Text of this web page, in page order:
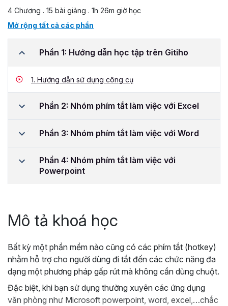
4 Chương . 15 bài giảng . 1h 26m giờ học
Mở rộng tất cả các phần
Phần 1: Hướng dẫn học tập trên Gitiho
1. Hướng dẫn sử dụng công cụ
Phần 2: Nhóm phím tắt làm việc với Excel
Phần 3: Nhóm phím tắt làm việc với Word
Phần 4: Nhóm phím tắt làm việc với
Powerpoint
Mô tả khoá học
Bất kỳ một phần mềm nào cũng có các phím tắt (hotkey)
nhằm hỗ trợ cho người dùng đi tắt đến các chức năng đa
dạng một phương pháp gấp rút mà không cần dùng chuột.
Đặc biệt, khi bạn sử dụng thường xuyên các ứng dụng
văn phòng như Microsoft powerpoint, word, excel,…chắc